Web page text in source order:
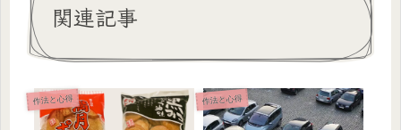
関連記事
作法と心得 作法と心得